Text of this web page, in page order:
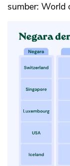
sumber: World